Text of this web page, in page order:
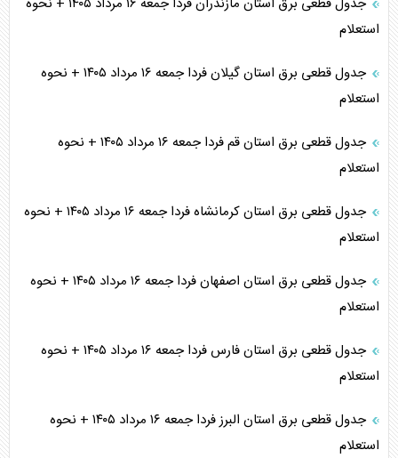
استعلام
جدول قطعی برق استان گیلان فردا جمعه ۱۶ مرداد ۱۴۰۵ + نحوه
استعلام
جدول قطعی برق استان قم فردا جمعه ۱۶ مرداد ۱۴۰۵ + نحوه
استعلام
جدول قطعی برق استان کرمانشاه فردا جمعه ۱۶ مرداد ۱۴۰۵ + نحوه
استعلام
جدول قطعی برق استان اصفهان فردا جمعه ۱۶ مرداد ۱۴۰۵ + نحوه
استعلام
جدول قطعی برق استان فارس فردا جمعه ۱۶ مرداد ۱۴۰۵ + نحوه
استعلام
جدول قطعی برق استان البرز فردا جمعه ۱۶ مرداد ۱۴۰۵ + نحوه
استعلام